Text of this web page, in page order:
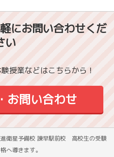
にお問い合わせくだ
い
授業などはこちらから！
お問い合わせ
衛星予備校 諫早駅前校 高校生の受験
へ導きます。